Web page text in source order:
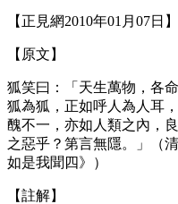
【正見網2010年01月07日】
【原文】
狐笑曰：「天生萬物，各
狐為狐，正如呼人為人耳
醜不一，亦如人類之內，
之惡乎？第言無隱。」（
如是我聞四》）
【註解】